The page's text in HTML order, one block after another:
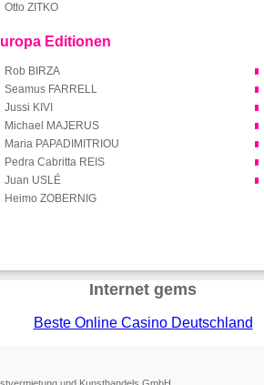
Otto ZITKO
Editionen
Rob BIRZA
Seamus FARRELL
Jussi KIVI
Michael MAJERUS
Maria PAPADIMITRIOU
Pedra Cabritta REIS
Juan USLÉ
Heimo ZOBERNIG
Internet gems
Beste Online Casino Deutschland